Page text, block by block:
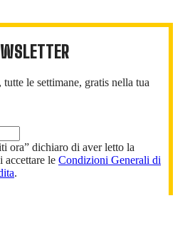
le settimane, gratis nella tua
ora” dichiaro di aver letto la
accettare le Condizioni Generali di
.